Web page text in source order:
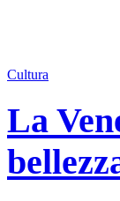
Cultura
La